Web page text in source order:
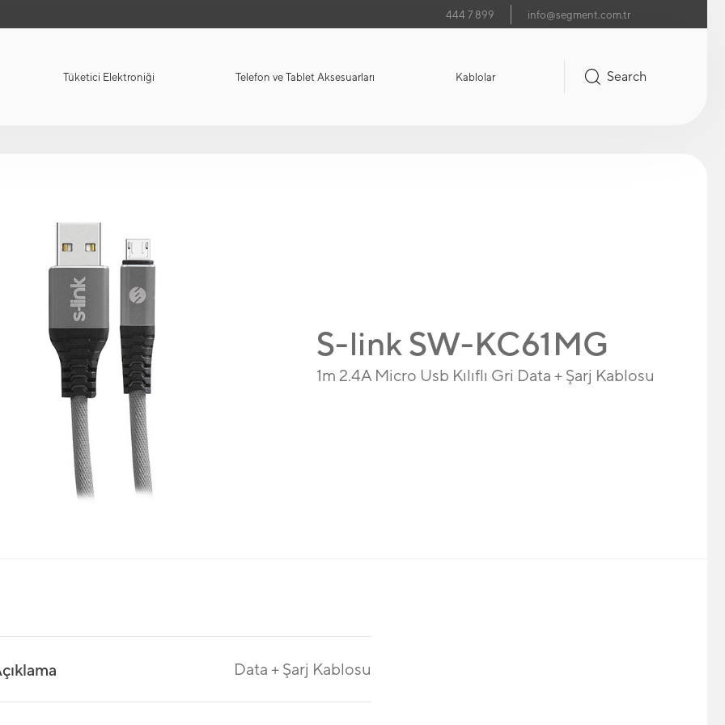
444 7 899 info@segment.com.tr
Tüketici Elektroniği Telefon ve Tablet Aksesuarları Kablolar Search
S-link SW-KC61MG
1m 2.4A Micro Usb Kılıflı Gri Data + Şarj Kablosu
Data + Şarj Kablosu